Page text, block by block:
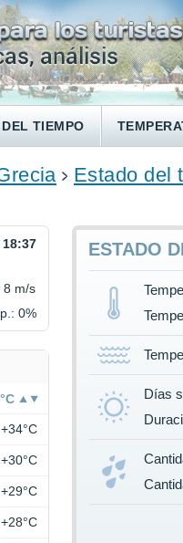
TIEMPO
Estado del
ESTADO
Días
18:37
8 m/s
0%
°C
+34°C
+30°C
+29°C
+28°C